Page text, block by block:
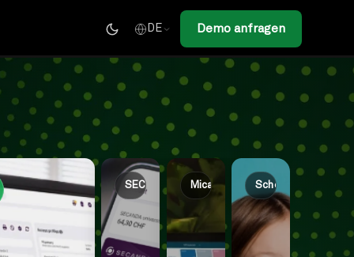
DE Demo anfragen
SECANDA AppMicanda POS Schoolinked